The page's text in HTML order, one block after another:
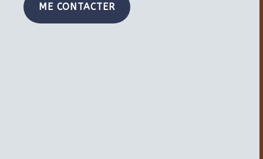
ME CONTACTER